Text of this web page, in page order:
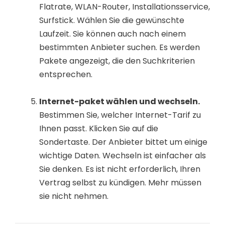
Flatrate, WLAN-Router, Installationsservice,
Surfstick. Wählen Sie die gewünschte
Laufzeit. Sie können auch nach einem
bestimmten Anbieter suchen. Es werden
Pakete angezeigt, die den Suchkriterien
entsprechen.
Internet-paket wählen und wechseln.
Bestimmen Sie, welcher Internet-Tarif zu
Ihnen passt. Klicken Sie auf die
Sondertaste. Der Anbieter bittet um einige
wichtige Daten. Wechseln ist einfacher als
Sie denken. Es ist nicht erforderlich, Ihren
Vertrag selbst zu kündigen. Mehr müssen
sie nicht nehmen.